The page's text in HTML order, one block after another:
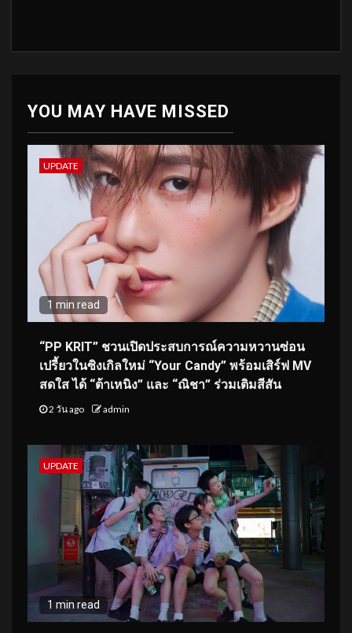
YOU MAY HAVE MISSED
UPDATE
1 min read
“PP KRIT” ชวนเปิดประสบการณ์ความหวานซ่อน
เปรี้ยวในซิงเกิลใหม่ “Your Candy” พร้อมเสิร์ฟ MV
สดใส ได้ “ต้าเหนิง” และ “ณิชา” ร่วมเติมสีสัน
2 วัน ago admin
UPDATE
1 min read